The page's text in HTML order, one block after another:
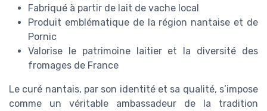
Fabriqué à partir de lait de vache local
Produit emblématique de la région nantaise et de
Pornic
Valorise le patrimoine laitier et la diversité des
fromages de France
Le curé nantais, par son identité et sa qualité, s’impose
comme un véritable ambassadeur de la tradition